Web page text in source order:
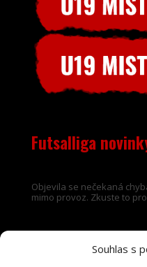
Souhlas s
Futsalliga
Objevila se nečekaná
mimo provoz. Zkuste to